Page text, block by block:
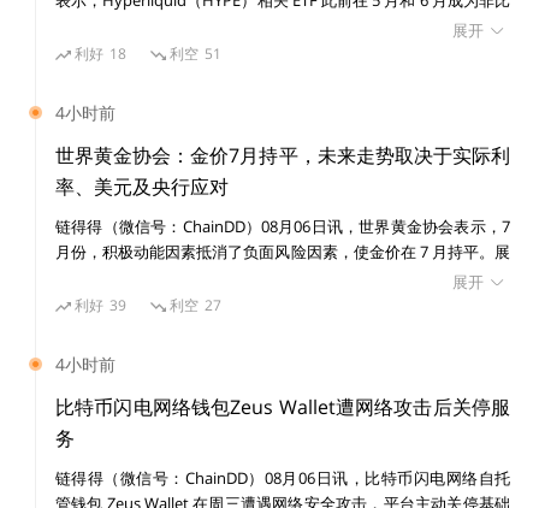
一个自然年潜在的销毁量为408435 BNB，按当前BNB时
值640美元计算，年燃烧价值在2.6亿美元。这也将是BN
当然，10%只是目前实时燃烧机制中的初始设定。按照B
EP-95设计，未来燃烧比率的变化将由 BSC 验证者根据他
们的投票权（抵押 BNB）、通过提案投票来确定。
BSC的实时燃烧机制也增加了BNB的销毁渠道，且不影响
由于BNB既是BSC链的底层通证和G区块奖励，也是币安
交易所的平台通证，连续4年，该交易所都在通过回购
+销毁的机制为BNB制造通缩效应；去年推出的「反黑洞
计划」（补偿用户在BSC网络转账时因操作失误而造成资
特币加密基金中资金流入表现最强的产品之一，但随着市场竞争加
剧，其资金流入在 7 月和 8 月初明显放缓，市场对该协议未来竞争
队在报告中指出，Hyperliquid ETF 相对于资产管理规模（AUM）
的资金流入比例在 5 月和 6 月领先其他非 BTC 加密基金，但这一
趋势在近期已经消退。 Hyperliquid 今年成为加密市场最受关注的
增长项目之一，其原生代币 HYPE 因交易者大量使用其去中心化永
续合约交易平台而大幅上涨。快速增长使 Hyperliquid 成为比特币
和以太坊之外规模最大的加密生态之一，并吸引机构资金、企业财
库投资者以及 ETF 发行商关注。 不过，摩根大通认为，去中心化
衍生品平台正面临来自受监管中心化交易所的竞争压力。随着美国
监管框架下的加密永续合约产品逐步推出，部分交易活动可能从
指出，Hyperliquid 正在拓展预测市场业务，以降低对永续合约交
易手续费收入的依赖，但该领域同样面临日益激烈的竞争。 摩根
大通表示，尽管 Hyperliquid 是今年加密市场表现最亮眼的项目之
一，并已成为企业加密资产储备中规模排名第四的资产（仅次于比
特币、以太坊和 Solana），但其能否继续从 Solana、XRP 等竞争
者手中扩大市场份额仍存在不确定性。 数据显示，比特币和以太
展开
利好 18 利空 51
4小时前
世界黄金协会：金价7月持平，未来走势取决于实际利
率、美元及央行应对
链得得（微信号：ChainDD）08月06日讯，世界黄金协会表示，7
月份，积极动能因素抵消了负面风险因素，使金价在 7 月持平。展
望未来，不能排除出现类似于 20 世纪 70 年代末的第二波高通胀。
但这本身并不意味着黄金会大幅上涨，这取决于实际利率、美元、
在 7 月吸引了 30 亿美元的资金流入，扭转了连续两个月的流出态
势，使总资产管理规模升至 5300 亿美元；持仓量增加 23 吨，至
4068 吨。黄金市场流动性持续放松，日均交易量降至 3560 亿美
元/日，环比下降 3.5%。欧洲引领了 7 月份黄金市场的复苏，吸引
20 亿美元资金流入，而亚洲增加了 6.16 亿美元流入，仍是年初至
今全球 ETF 市场资金流入的最大贡献者
展开
利好 39 利空 27
4小时前
比特币闪电网络钱包Zeus Wallet遭网络攻击后关停服
务
链得得（微信号：ChainDD）08月06日讯，比特币闪电网络自托
管钱包 Zeus Wallet 在周三遭遇网络安全攻击，平台主动关停基础